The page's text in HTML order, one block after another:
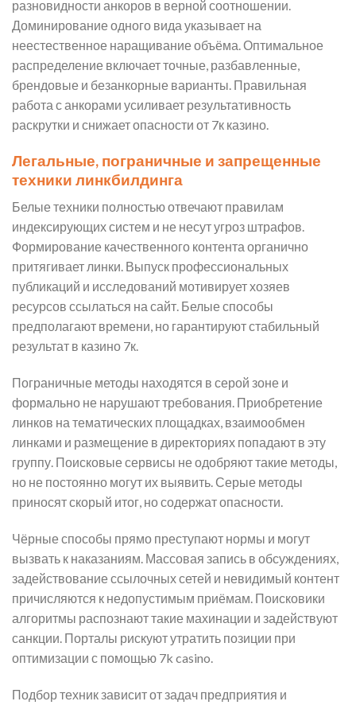
разновидности анкоров в верной соотношении.
Доминирование одного вида указывает на
неестественное наращивание объёма. Оптимальное
распределение включает точные, разбавленные,
брендовые и безанкорные варианты. Правильная
работа с анкорами усиливает результативность
раскрутки и снижает опасности от 7к казино.
Легальные, пограничные и запрещенные
техники линкбилдинга
Белые техники полностью отвечают правилам
индексирующих систем и не несут угроз штрафов.
Формирование качественного контента органично
притягивает линки. Выпуск профессиональных
публикаций и исследований мотивирует хозяев
ресурсов ссылаться на сайт. Белые способы
предполагают времени, но гарантируют стабильный
результат в казино 7к.
Пограничные методы находятся в серой зоне и
формально не нарушают требования. Приобретение
линков на тематических площадках, взаимообмен
линками и размещение в директориях попадают в эту
группу. Поисковые сервисы не одобряют такие методы,
но не постоянно могут их выявить. Серые методы
приносят скорый итог, но содержат опасности.
Чёрные способы прямо преступают нормы и могут
вызвать к наказаниям. Массовая запись в обсуждениях,
задействование ссылочных сетей и невидимый контент
причисляются к недопустимым приёмам. Поисковики
алгоритмы распознают такие махинации и задействуют
санкции. Порталы рискуют утратить позиции при
оптимизации с помощью 7k casino.
Подбор техник зависит от задач предприятия и